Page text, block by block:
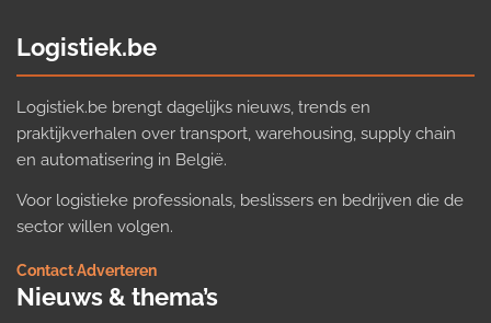
Logistiek.be
Logistiek.be brengt dagelijks nieuws, trends en
praktijkverhalen over transport, warehousing, supply chain
en automatisering in België.
Voor logistieke professionals, beslissers en bedrijven die de
sector willen volgen.
Contact·Adverteren
Nieuws & thema’s